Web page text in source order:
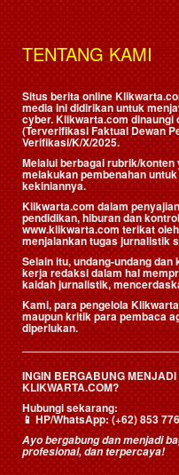
TENTANG KAMI
Situs berita online
media ini didirikan untuk
cyber. Klikwarta.com dinaungi
(Terverifikasi Faktual Dewan
Verifikasi/K/X/2025.
Melalui berbagai rubrik/
melakukan pembenahan
kekiniannya.
Klikwarta.com dalam
pendidikan, hiburan dan
www.klikwarta.com terikat
menjalankan tugas jurnalistik
Selain itu, undang-undang
kerja redaksi dalam hal
kaidah jurnalistik,
Kami, para pengelola
maupun kritik para pembaca
diperlukan.
INGIN BERGABUNG
KLIKWARTA.COM?
Hubungi sekarang:
📱HP/WhatsApp:(+62) 853
Ayo bergabung dan menjadi
profesional, dan terpercaya!